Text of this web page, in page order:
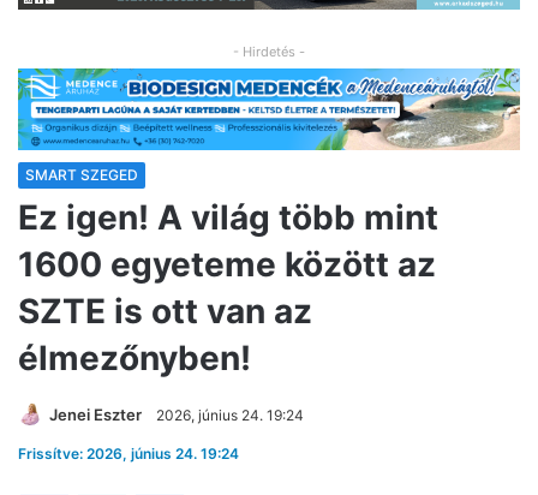
- Hirdetés -
SMART SZEGED
Ez igen! A világ több mint
1600 egyeteme között az
SZTE is ott van az
élmezőnyben!
Jenei Eszter 2026, június 24. 19:24
Frissítve: 2026, június 24. 19:24